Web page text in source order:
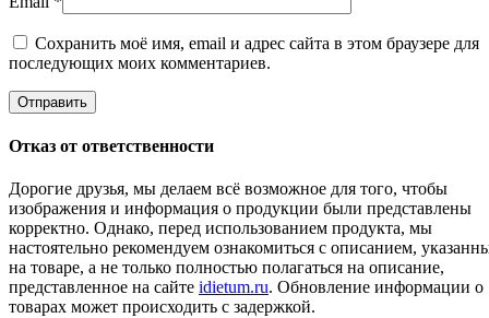
Сохранить моё имя, email и адрес сайта в этом браузере для
последующих моих комментариев.
Отказ от ответственности
Дорогие друзья, мы делаем всё возможное для того, чтобы
изображения и информация о продукции были представлены
корректно. Однако, перед использованием продукта, мы
настоятельно рекомендуем ознакомиться с описанием,
на товаре, а не только полностью полагаться на описание,
представленное на сайте idietum.ru. Обновление информации о
товарах может происходить с задержкой.